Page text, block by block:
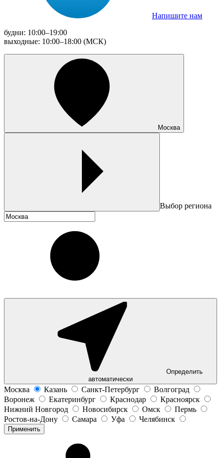
Напишите нам
будни: 10:00–19:00
выходные: 10:00–18:00 (МСК)
Москва
Выбор региона
Определить
автоматически
Москва Казань Санкт-Петербург
Волгоград
Воронеж
Екатеринбург Краснодар
Красноярск
Нижний Новгород
Новосибирск Омск
Пермь
Ростов-на-Дону
Самара Уфа Челябинск
Применить